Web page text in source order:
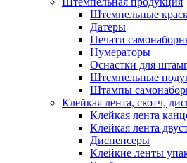
Штемпельные
Датеры
Печати
Нумераторы
Оснастки для
Штемпельные
Штампы
Клейкая лента, скотч,
Клейкая лента
Клейкая лента
Диспенсеры
Клейкие ленты